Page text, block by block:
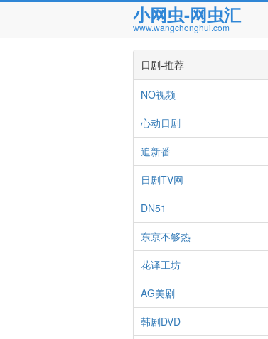
小网虫-网虫汇
www.wangchonghui.com
日剧-推荐
NO视频
心动日剧
追新番
日剧TV网
DN51
东京不够热
花译工坊
AG美剧
韩剧DVD